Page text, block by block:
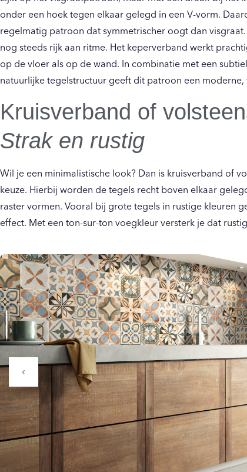
onder een hoek tegen elkaar gelegd in een V-vorm.
regelmatig patroon dat symmetrischer oogt dan
nog steeds rijk aan ritme. Het keperverband werkt
op de vloer als op de wand. In combinatie met een
natuurlijke tegelstructuur geeft dit patroon een
Kruisverband of
Strak en rustig
Wil je een minimalistische look? Dan is kruisverband of
keuze. Hierbij worden de tegels recht boven elkaar
raster vormen. Vooral bij grote tegels in rustige kleuren
effect. Met een ton-sur-ton voegkleur versterk je dat
‹